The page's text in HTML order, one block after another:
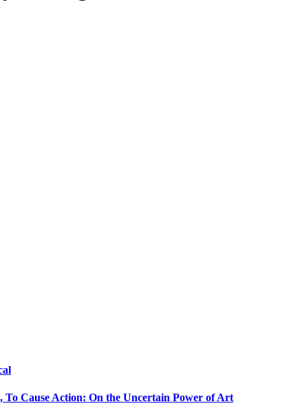
To Cause Action: On the Uncertain Power of Art